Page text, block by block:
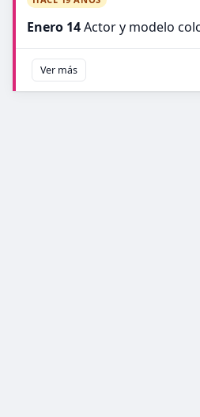
Enero 14Actor y modelo
Ver más